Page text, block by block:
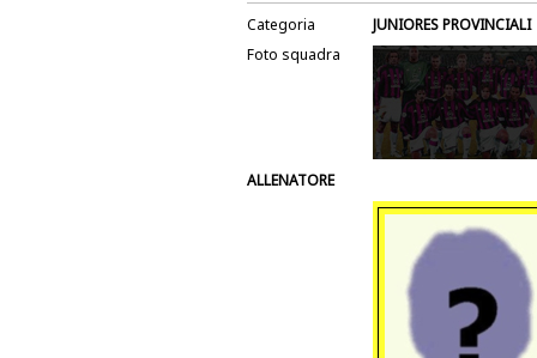
Categoria
JUNIORES PROVINCIALI
Foto squadra
ALLENATORE